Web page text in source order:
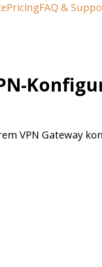
PricingFAQ &
VPN Gateway